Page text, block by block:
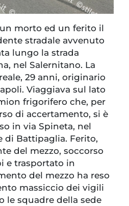
un morto ed un ferito il
stradale avvenuto
lungo la strada
nel Salernitano. La
29 anni, originario
Viaggiava sul lato
frigorifero che, per
di accertamento, si è
in via Spineta, nel
di Battipaglia. Ferito,
del mezzo, soccorso
e trasportato in
del mezzo ha reso
massiccio dei vigili
le squadre della sede